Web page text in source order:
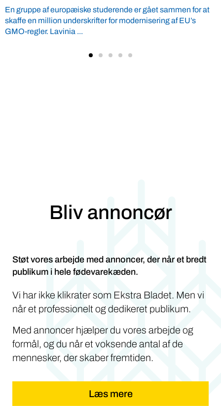
Verdens Bedste Fødevarer (VBF) vil sætte nyt liv til en debat
om fødevareerhvervene, som er blevet sur. VBF vil give ...
Bliv annoncør
publikum i hele fødevarekæden.
når et professionelt og dedikeret publikum.
formål, og du når et voksende antal af de
mennesker, der skaber fremtiden.
Læs mere